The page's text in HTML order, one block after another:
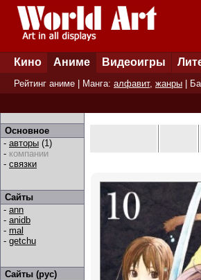
Кино Аниме Видеоигры
Рейтинг аниме | Манга: алфавит, жанры
Основное
- авторы (1)
- компании
- связки
Сайты
- ann
- anidb
- mal
- getchu
Сайты (рус)